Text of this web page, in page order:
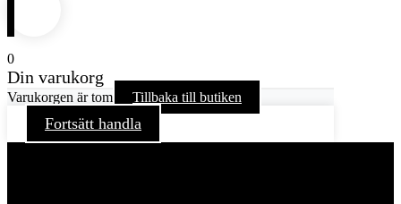
0
Din varukorg
Varukorgen är tom Tillbaka till butiken
Fortsätt handla